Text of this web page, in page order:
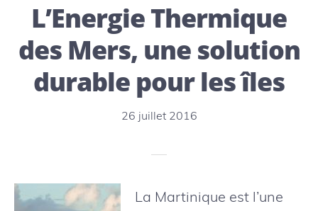
requin
dévoilé
L’Energie Thermique
des Mers, une solution
durable pour les îles
26 juillet 2016
La Martinique est l’une